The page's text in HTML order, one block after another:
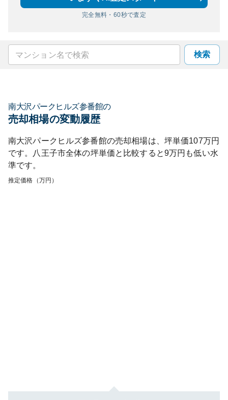
完全無料・60秒で査定
検索
南大沢パークヒルズ参番館の
売却相場の変動履歴
南大沢パークヒルズ参番館の売却相場は、坪単価107万円
です。 八王子市全体の坪単価と比較すると9万円も低い水
準です。
推定価格（万円）